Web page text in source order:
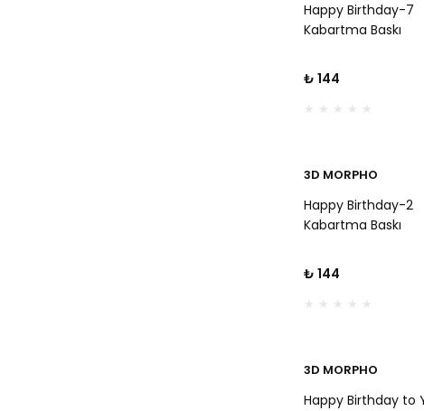
Happy Birthday-7
Kabartma Baskı
₺ 144
3D MORPHO
Happy Birthday-2
Kabartma Baskı
₺ 144
3D MORPHO
Happy Birthday to